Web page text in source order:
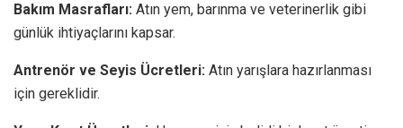
Bakım Masrafları: Atın yem, barınma ve veterinerlik gibi
günlük ihtiyaçlarını kapsar.
Antrenör ve Seyis Ücretleri: Atın yarışlara hazırlanması
için gereklidir.